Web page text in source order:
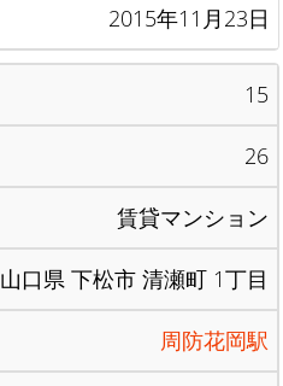
2015年11月23日
15
26
賃貸マンション
山口県 下松市 清瀬町 1丁目
周防花岡駅